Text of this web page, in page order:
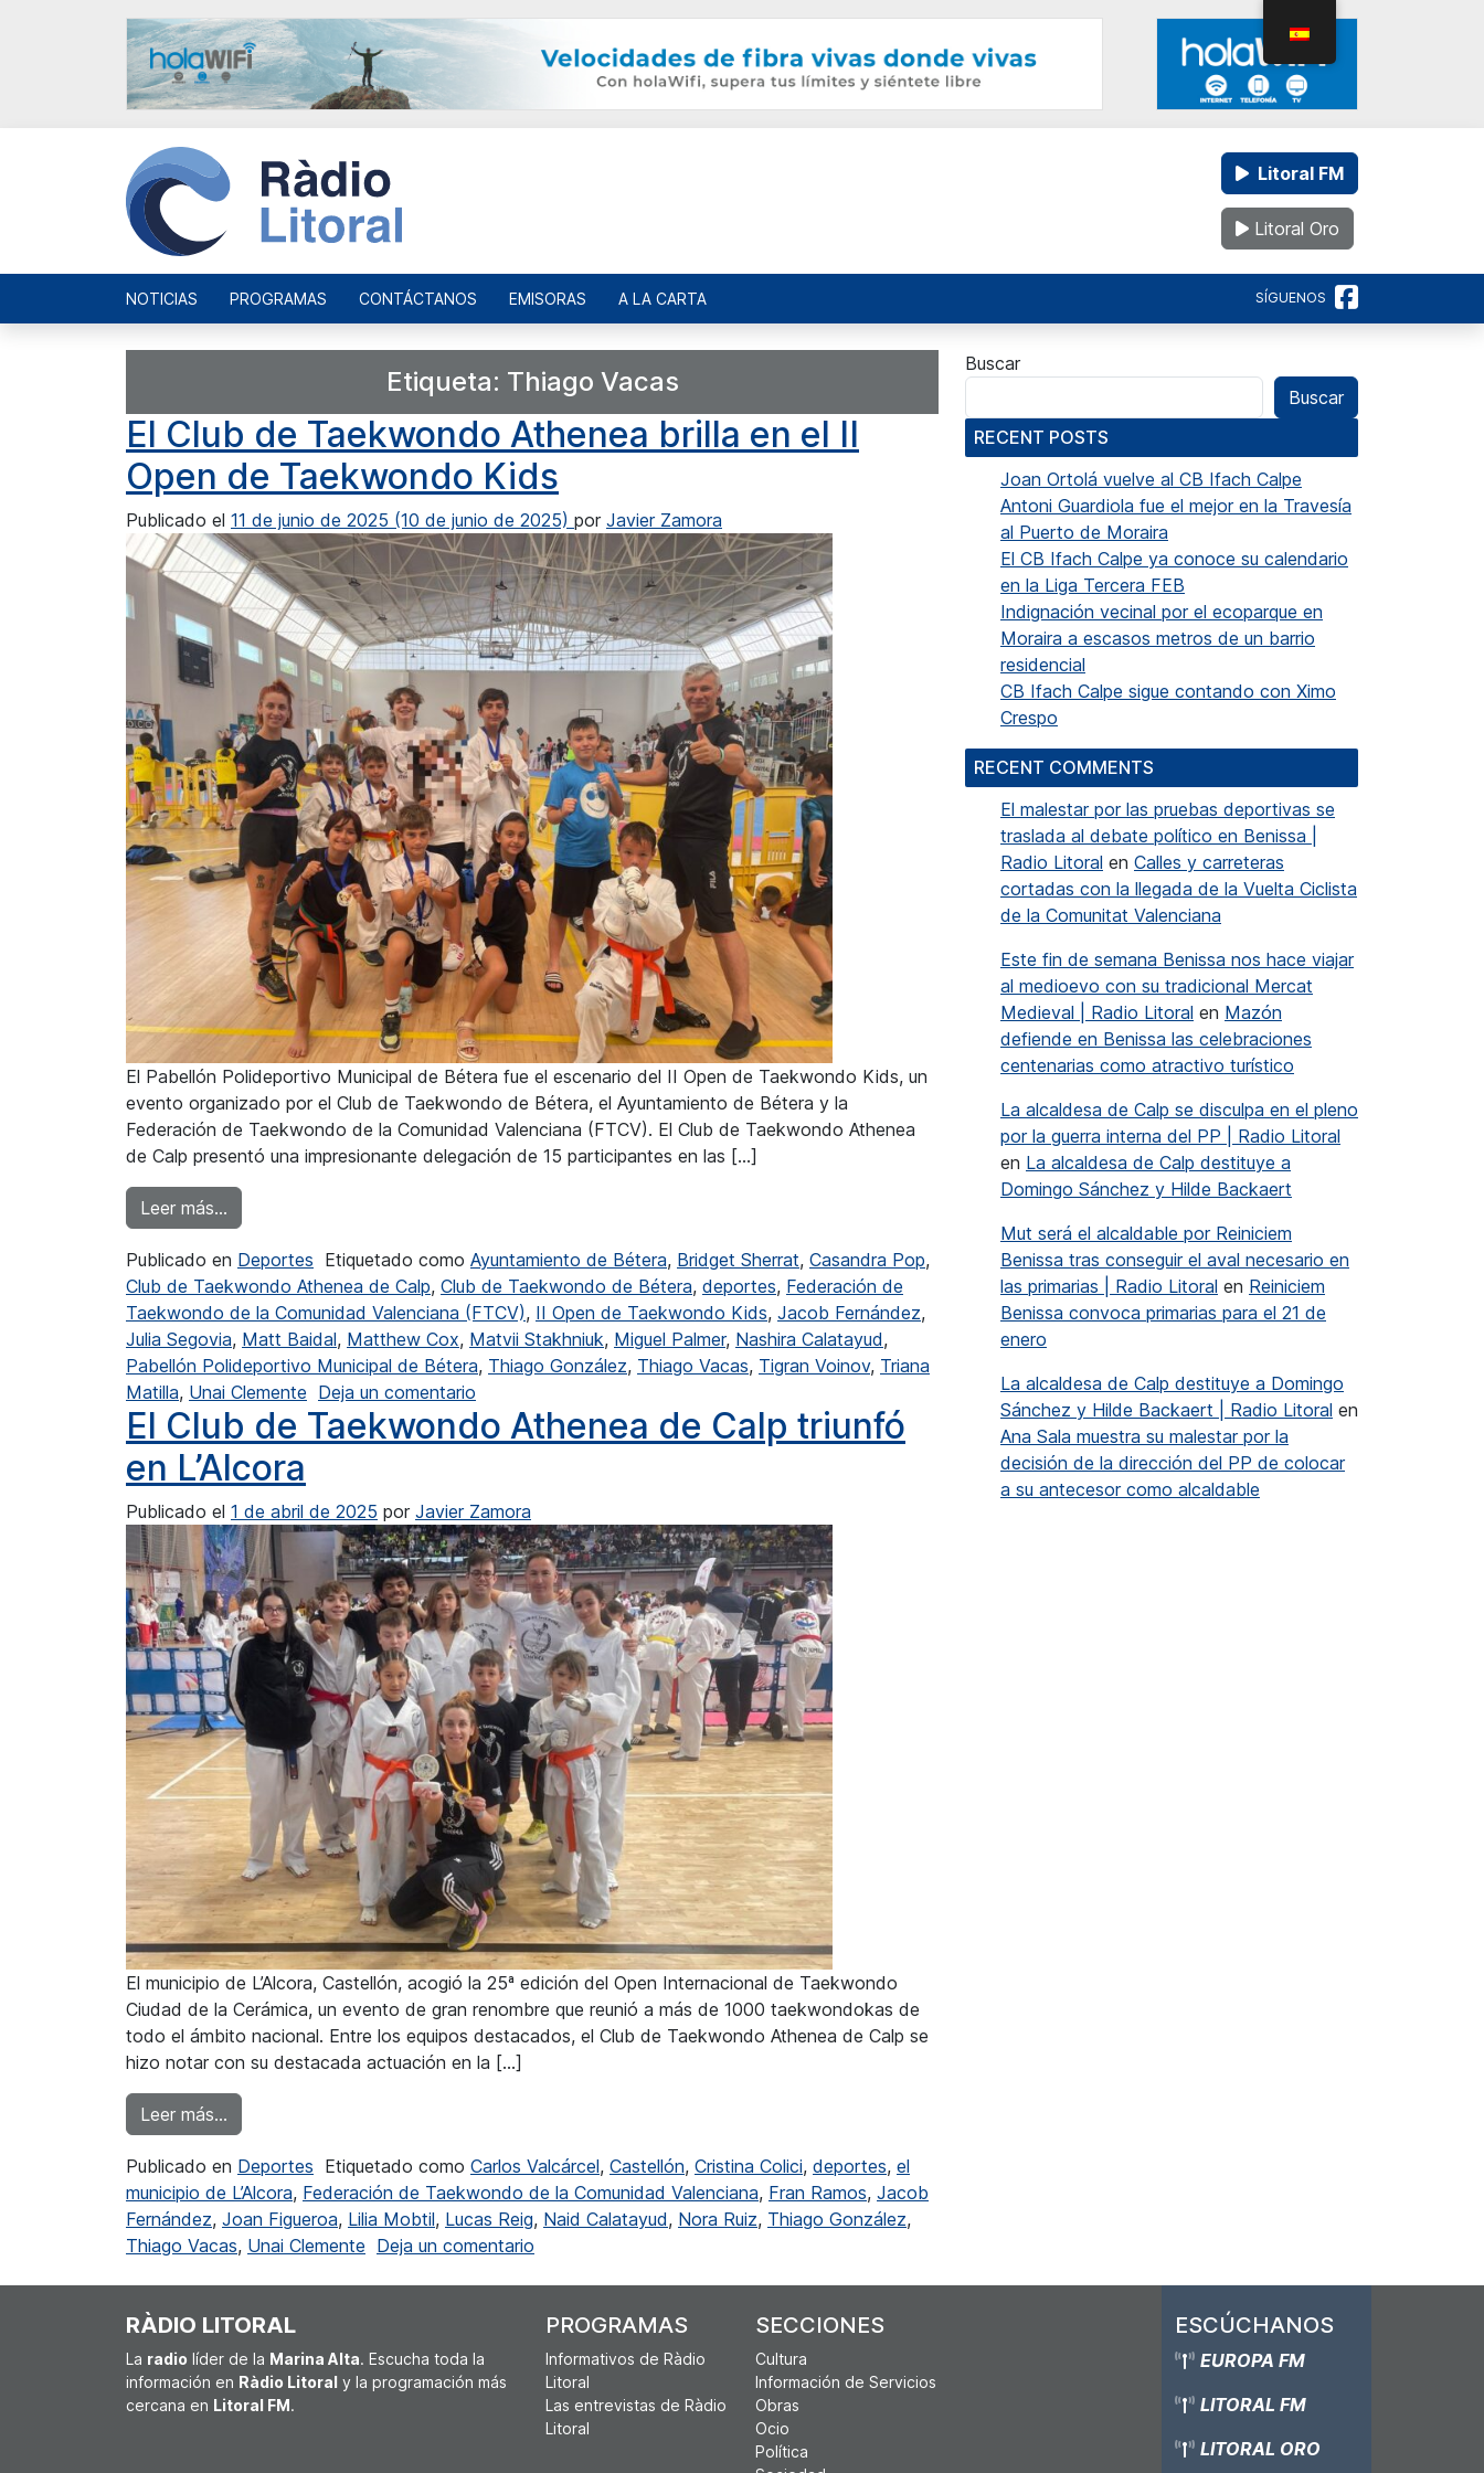
Litoral FM
Litoral Oro
NOTICIAS PROGRAMAS CONTÁCTANOS EMISORAS A LA CARTA SÍGUENOS
Etiqueta: Thiago Vacas
El Club de Taekwondo Athenea brilla en el II
Open de Taekwondo Kids
Publicado el 11 de junio de 2025 (10 de junio de 2025) por Javier Zamora
El Pabellón Polideportivo Municipal de Bétera fue el escenario del II Open de Taekwondo Kids, un
evento organizado por el Club de Taekwondo de Bétera, el Ayuntamiento de Bétera y la
Federación de Taekwondo de la Comunidad Valenciana (FTCV). El Club de Taekwondo Athenea
de Calp presentó una impresionante delegación de 15 participantes en las […]
Leer más…
Publicado en Deportes Etiquetado como Ayuntamiento de Bétera, Bridget Sherrat, Casandra Pop,
Club de Taekwondo Athenea de Calp, Club de Taekwondo de Bétera, deportes, Federación de
Taekwondo de la Comunidad Valenciana (FTCV), II Open de Taekwondo Kids, Jacob Fernández,
Julia Segovia, Matt Baidal, Matthew Cox, Matvii Stakhniuk, Miguel Palmer, Nashira Calatayud,
Pabellón Polideportivo Municipal de Bétera, Thiago González, Thiago Vacas, Tigran Voinov, Triana
Matilla, Unai Clemente Deja un comentario en El Club de Taekwondo Athenea brilla en el II Open de Taekwondo Kids
El Club de Taekwondo Athenea de Calp triunfó
en L’Alcora
Publicado el 1 de abril de 2025 por Javier Zamora
El municipio de L’Alcora, Castellón, acogió la 25ª edición del Open Internacional de Taekwondo
Ciudad de la Cerámica, un evento de gran renombre que reunió a más de 1000 taekwondokas de
todo el ámbito nacional. Entre los equipos destacados, el Club de Taekwondo Athenea de Calp se
hizo notar con su destacada actuación en la […]
Leer más…
Publicado en Deportes Etiquetado como Carlos Valcárcel, Castellón, Cristina Colici, deportes, el
municipio de L’Alcora, Federación de Taekwondo de la Comunidad Valenciana, Fran Ramos, Jacob
Fernández, Joan Figueroa, Lilia Mobtil, Lucas Reig, Naid Calatayud, Nora Ruiz, Thiago González,
Thiago Vacas, Unai Clemente Deja un comentario
Buscar
Buscar
RECENT POSTS
Joan Ortolá vuelve al CB Ifach Calpe
Antoni Guardiola fue el mejor en la Travesía
al Puerto de Moraira
El CB Ifach Calpe ya conoce su calendario
en la Liga Tercera FEB
Indignación vecinal por el ecoparque en
Moraira a escasos metros de un barrio
residencial
CB Ifach Calpe sigue contando con Ximo
Crespo
RECENT COMMENTS
El malestar por las pruebas deportivas se
traslada al debate político en Benissa |
Radio Litoral en Calles y carreteras
cortadas con la llegada de la Vuelta Ciclista
de la Comunitat Valenciana
Este fin de semana Benissa nos hace viajar
al medioevo con su tradicional Mercat
Medieval | Radio Litoral en Mazón
defiende en Benissa las celebraciones
centenarias como atractivo turístico
La alcaldesa de Calp se disculpa en el pleno
por la guerra interna del PP | Radio Litoral
en La alcaldesa de Calp destituye a
Domingo Sánchez y Hilde Backaert
Mut será el alcaldable por Reiniciem
Benissa tras conseguir el aval necesario en
las primarias | Radio Litoral en Reiniciem
Benissa convoca primarias para el 21 de
enero
La alcaldesa de Calp destituye a Domingo
Sánchez y Hilde Backaert | Radio Litoral en
Ana Sala muestra su malestar por la
decisión de la dirección del PP de colocar
a su antecesor como alcaldable
RÀDIO LITORAL
La radio líder de la Marina Alta. Escucha toda la
información en Ràdio Litoral y la programación más
cercana en Litoral FM.
PROGRAMAS
Informativos de Ràdio
Litoral
Las entrevistas de Ràdio
Litoral
SECCIONES
Cultura
Información de Servicios
Obras
Ocio
Política
ESCÚCHANOS
EUROPA FM
LITORAL FM
LITORAL ORO